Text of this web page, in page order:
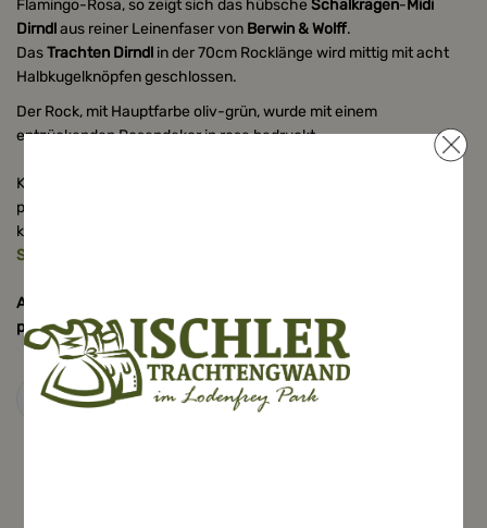
Flamingo-Rosa, so zeigt sich das hübsche Schalkragen-Midi
Dirndlaus reiner Leinenfaser von Berwin & Wolff.
DasTrachten Dirndl in der 70cm Rocklänge wird mittig mit acht
Halbkugelknöpfen geschlossen.
Der Rock, mit Hauptfarbe oliv-grün, wurde mit einem
entzückenden Rosendekor in rosa bedruckt.
Kombinieren Sie gleich die
passende
kühlere Abende verzichten Sie nicht auf die passende
Strickjacke
Alle unsere hochwertigen Dirndl werden ausschließlich in der EU
produziert.